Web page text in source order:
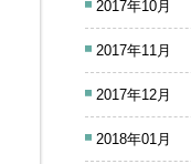
2017年10月
2017年11月
2017年12月
2018年01月